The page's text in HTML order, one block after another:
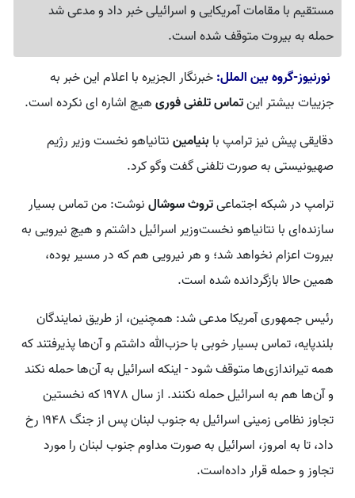
مستقیم با مقامات آمریکایی و اسرائیلی خبر داد و مدعی شد
حمله به بیروت متوقف شده است.
نورنیوز-گروه بین الملل:خبرنگار الجزیره با اعلام این خبر به
جزییات بیشتر اینتماس تلفنی فوریهیچ اشاره ای نکرده است.
دقایقی پیش نیز ترامپ بابنیامیننتانیاهو نخست وزیر رژیم
صهیونیستی به صورت تلفنی گفت وگو کرد.
ترامپ در شبکه اجتماعیتروث سوشالنوشت: من تماس بسیار
سازنده‌ای با نتانیاهو نخست‌وزیر اسرائیل داشتم و هیچ نیرویی به
بیروت اعزام نخواهد شد؛ و هر نیرویی هم که در مسیر بوده،
همین حالا بازگردانده شده است.
رئیس جمهوری آمریکا مدعی شد: همچنین، از طریق نمایندگان
بلندپایه، تماس بسیار خوبی با حزب‌الله داشتم و آن‌ها پذیرفتند که
همه تیراندازی‌ها متوقف شود - اینکه اسرائیل به آن‌ها حمله نکند
و آن‌ها هم به اسرائیل حمله نکنند. از سال ۱۹۷۸ که نخستین
تجاوز نظامی زمینی اسرائیل به جنوب لبنان پس از جنگ ۱۹۴۸ رخ
داد، تا به امروز، اسرائیل به صورت مداوم جنوب لبنان را مورد
تجاوز و حمله قرار داده‌است.